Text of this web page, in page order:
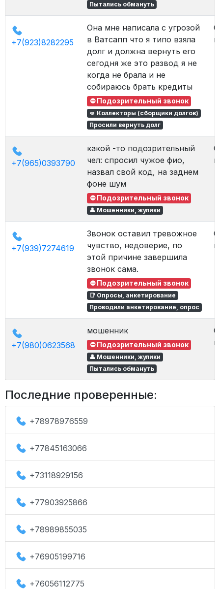
Пытались обмануть
+7(923)8282295
Она мне написала с угрозой
в Ватсапп что я типо взяла
долг и должна вернуть его
сегодня же это развод я не
когда не брала и не
собираюсь брать кредиты
⛔ Подозрительный звонок
🤜 Коллекторы (сборщики долгов)
Просили вернуть долг
+7(965)0393790
какой -то подозрительный
чел: спросил чужое фио,
назвал свой код, на заднем
фоне шум
⛔ Подозрительный звонок
👤 Мошенники, жулики
+7(939)7274619
Звонок оставил тревожное
чувство, недоверие, по
этой причине завершила
звонок сама.
⛔ Подозрительный звонок
📑 Опросы, анкетирование
Проводили анкетирование, опрос
в
+7(980)0623568
мошенник
⛔ Подозрительный звонок
👤 Мошенники, жулики
Пытались обмануть
в
Последние проверенные:
+78978976559
+77845163066
+73118929156
+77903925866
+78989855035
+76905199716
+76056112775